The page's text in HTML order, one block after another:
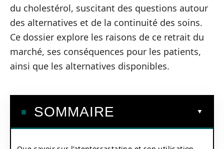
du cholestérol, suscitant des questions autour
des alternatives et de la continuité des soins.
Ce dossier explore les raisons de ce retrait du
marché, ses conséquences pour les patients,
ainsi que les alternatives disponibles.
SOMMAIRE